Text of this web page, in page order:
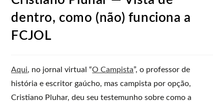
dentro, como (não) funciona a
FCJOL
Aqui, no jornal virtual “O Campista”, o professor de
história e escritor gaúcho, mas campista por opção,
Cristiano Pluhar, deu seu testemunho sobre como a